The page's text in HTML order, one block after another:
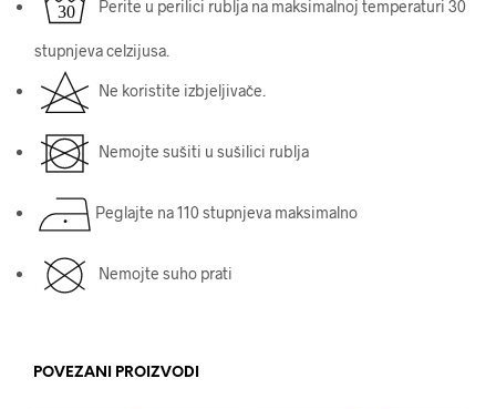
Perite u perilici rublja na maksimalnoj temperaturi 30
stupnjeva celzijusa.
Ne koristite izbjeljivače.
Nemojte sušiti u sušilici rublja
Peglajte na 110 stupnjeva maksimalno
Nemojte suho prati
POVEZANI PROIZVODI